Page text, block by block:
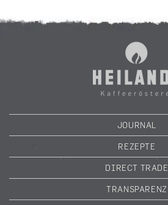
JOURNAL
REZEPTE
DIRECT TRADE
TRANSPARENZ